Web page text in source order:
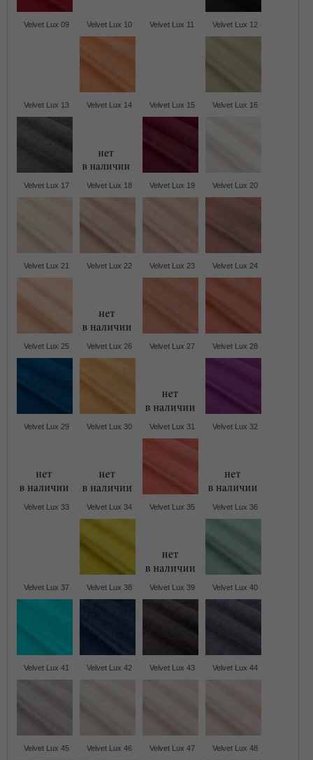
Velvet Lux 09 Velvet Lux 10 Velvet Lux 11 Velvet Lux 12
Velvet Lux 13 Velvet Lux 14 Velvet Lux 15 Velvet Lux 16
Velvet Lux 17 Velvet Lux 18 Velvet Lux 19 Velvet Lux 20
Velvet Lux 21 Velvet Lux 22 Velvet Lux 23 Velvet Lux 24
Velvet Lux 25 Velvet Lux 26 Velvet Lux 27 Velvet Lux 28
Velvet Lux 29 Velvet Lux 30 Velvet Lux 31 Velvet Lux 32
Velvet Lux 33 Velvet Lux 34 Velvet Lux 35 Velvet Lux 36
Velvet Lux 37 Velvet Lux 38 Velvet Lux 39 Velvet Lux 40
Velvet Lux 41 Velvet Lux 42 Velvet Lux 43 Velvet Lux 44
Velvet Lux 45 Velvet Lux 46 Velvet Lux 47 Velvet Lux 48